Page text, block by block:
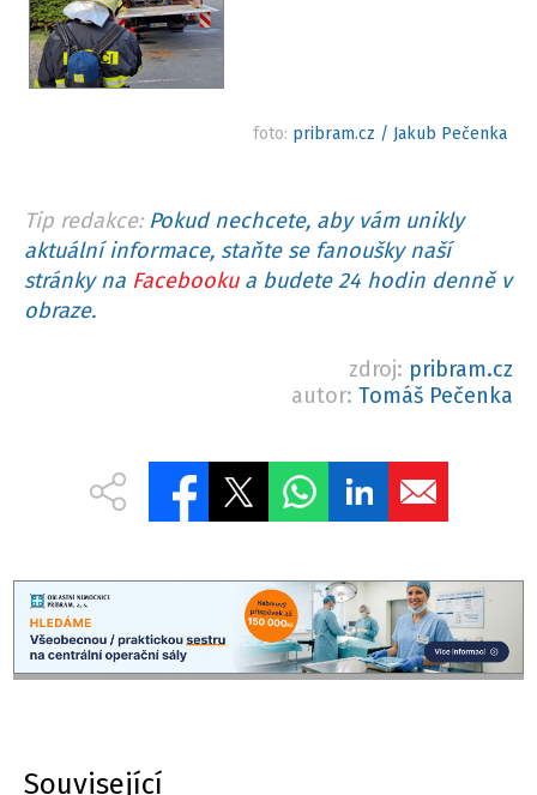
foto: pribram.cz / Jakub Pečenka
Tip redakce: Pokud nechcete, aby vám unikly
aktuální informace, staňte se fanoušky naší
stránky na Facebookua budete 24 hodin denně v
obraze.
zdroj: pribram.cz
autor: Tomáš Pečenka
Související